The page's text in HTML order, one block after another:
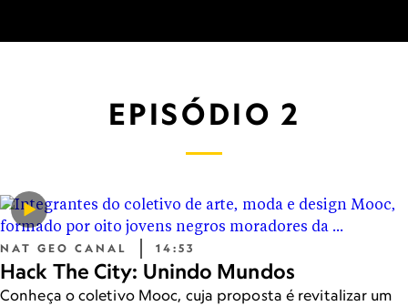
EPISÓDIO 2
NAT GEO CANAL 14:53
Hack The City: Unindo Mundos
Conheça o coletivo Mooc, cuja proposta é revitalizar um